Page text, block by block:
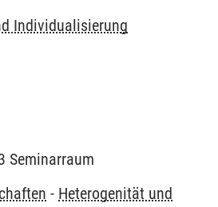
Individualisierung
Seminarraum
- Heterogenität und